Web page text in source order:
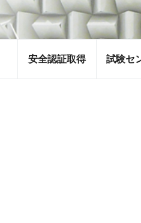
安全認証取得 試験セ